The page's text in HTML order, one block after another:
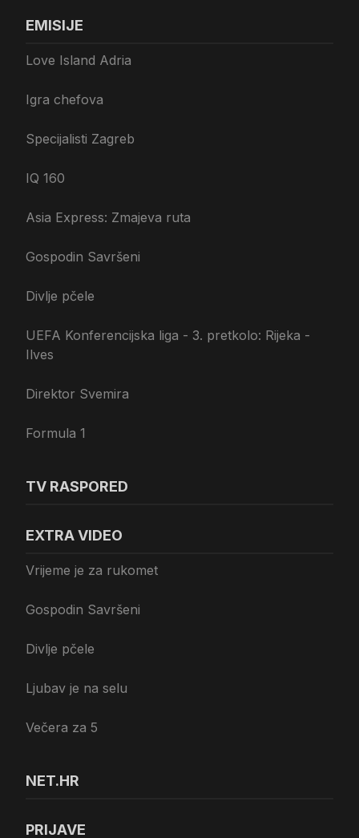
EMISIJE
Love Island Adria
Igra chefova
Specijalisti Zagreb
IQ 160
Asia Express: Zmajeva ruta
Gospodin Savršeni
Divlje pčele
UEFA Konferencijska liga - 3. pretkolo: Rijeka -
Ilves
Direktor Svemira
Formula 1
TV RASPORED
EXTRA VIDEO
Vrijeme je za rukomet
Gospodin Savršeni
Divlje pčele
Ljubav je na selu
Večera za 5
NET.HR
PRIJAVE